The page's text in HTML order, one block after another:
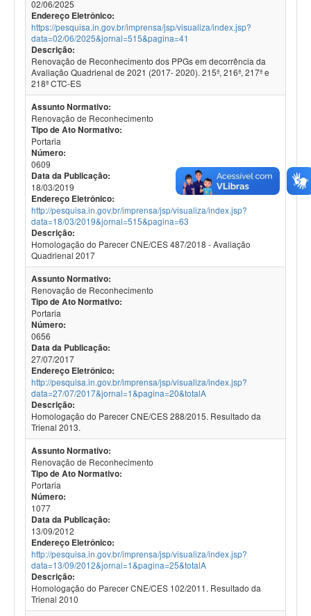
02/06/2025
Endereço Eletrônico:
https://pesquisa.in.gov.br/imprensa/jsp/visualiza/index.jsp?
data=02/06/2025&jornal=515&pagina=41
Descrição:
Renovação de Reconhecimento dos PPGs em decorrência da
Avaliação Quadrienal de 2021 (2017- 2020). 215ª, 216ª, 217ª e
218ª CTC-ES
Assunto Normativo:
Renovação de Reconhecimento
Tipo de Ato Normativo:
Portaria
Número:
0609
Data da Publicação:
18/03/2019
Endereço Eletrônico:
http://pesquisa.in.gov.br/imprensa/jsp/visualiza/index.jsp?
data=18/03/2019&jornal=515&pagina=63
Descrição:
Homologação do Parecer CNE/CES 487/2018 - Avaliação
Quadrienal 2017
Assunto Normativo:
Renovação de Reconhecimento
Tipo de Ato Normativo:
Portaria
Número:
0656
Data da Publicação:
27/07/2017
Endereço Eletrônico:
http://pesquisa.in.gov.br/imprensa/jsp/visualiza/index.jsp?
data=27/07/2017&jornal=1&pagina=20&totalA
Descrição:
Homologação do Parecer CNE/CES 288/2015. Resultado da
Trienal 2013.
Assunto Normativo:
Renovação de Reconhecimento
Tipo de Ato Normativo:
Portaria
Número:
1077
Data da Publicação:
13/09/2012
Endereço Eletrônico:
http://pesquisa.in.gov.br/imprensa/jsp/visualiza/index.jsp?
data=13/09/2012&jornal=1&pagina=25&totalA
Descrição:
Homologação do Parecer CNE/CES 102/2011. Resultado da
Trienal 2010